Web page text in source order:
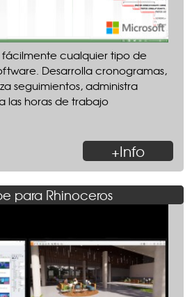
cualquier tipo de
Desarrolla cronogramas,
seguimientos, administra
las horas de trabajo
+Info
para Rhinoceros